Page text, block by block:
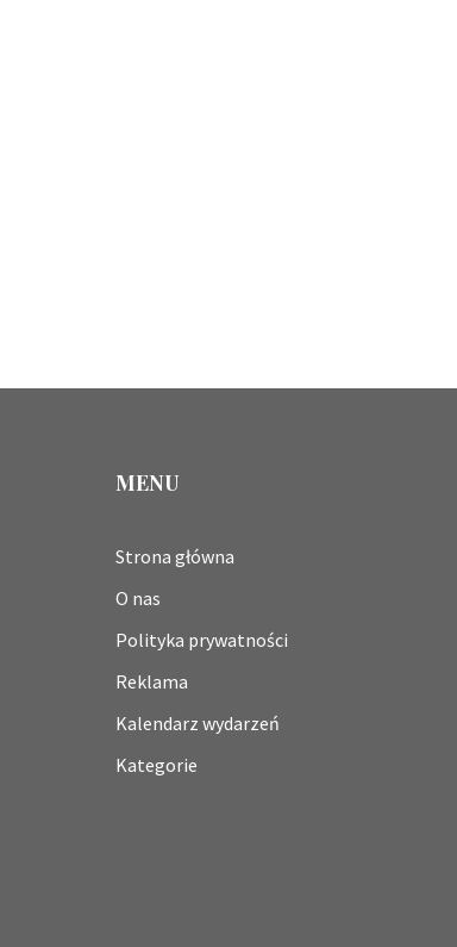
MENU
Strona główna
O nas
Polityka prywatności
Reklama
Kalendarz wydarzeń
Kategorie